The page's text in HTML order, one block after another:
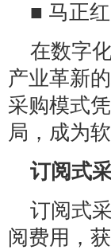
■ 马正红
在数字
产业革新
采购模式
局，成为
订阅式
订阅式
阅费用，